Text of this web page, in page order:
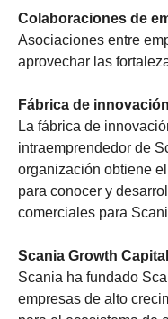
Colaboraciones de
Asociaciones entre
aprovechar las
Fábrica de
La fábrica de
intraemprendedor de
organización obtiene
para conocer y
comerciales para
Scania Growth Capital
Scania ha fundado
empresas de alto